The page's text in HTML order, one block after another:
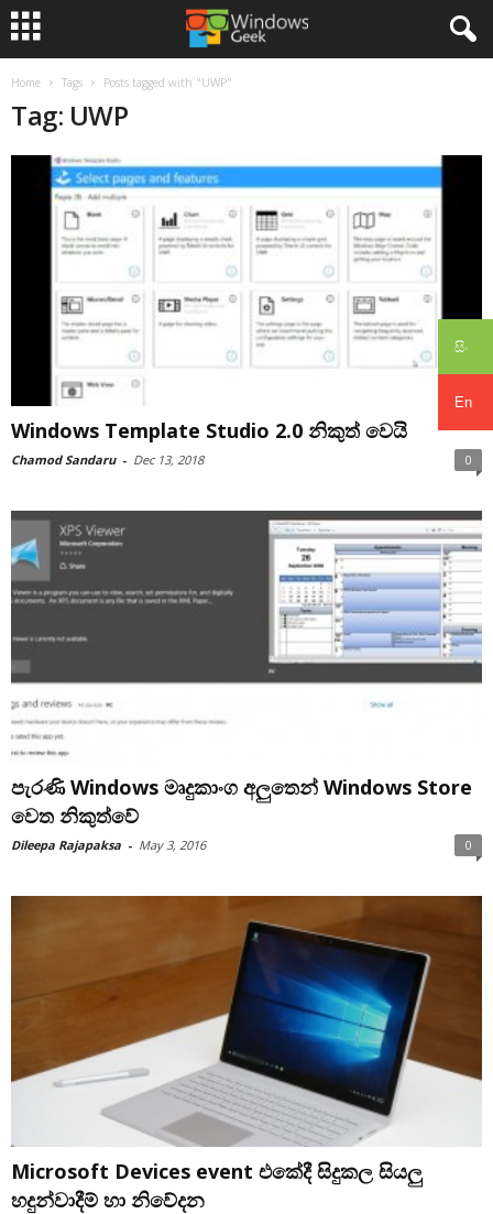
සිං
En
Home Tags Posts tagged with "UWP"
Tag: UWP
Windows Template Studio 2.0 නිකුත් වෙයි
Chamod Sandaru - Dec 13, 2018 0
පැරණි Windows මෘදුකාංග අලුතෙන් Windows Store
වෙත නිකුත්වේ
Dileepa Rajapaksa - May 3, 2016 0
Microsoft Devices event එකේදී සිදුකල සියලු
හදුන්වාදීම් හා නිවේදන